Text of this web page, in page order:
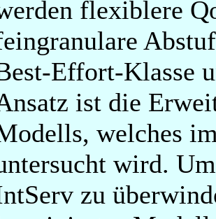
flexiblere
Effort-Klasse
ist die
welches
wird.
zu